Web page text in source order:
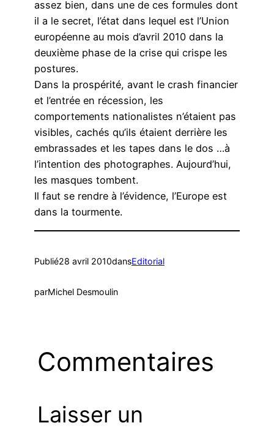
assez bien, dans une de ces formules dont
il a le secret, l’état dans lequel est l’Union
européenne au mois d’avril 2010 dans la
deuxième phase de la crise qui crispe les
postures.
Dans la prospérité, avant le crash financier
et l’entrée en récession, les
comportements nationalistes n’étaient pas
visibles, cachés qu’ils étaient derrière les
embrassades et les tapes dans le dos …à
l’intention des photographes. Aujourd’hui,
les masques tombent.
Il faut se rendre à l’évidence, l’Europe est
dans la tourmente.
Publié28 avril 2010dansEditorial
parMichel Desmoulin
Commentaires
Laisser un